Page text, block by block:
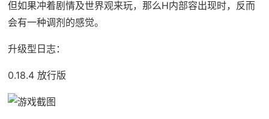
但如果冲着剧情及世界观来玩，那么H内部容出现时，反而
会有一种调剂的感觉。
升级型日志：
0.18.4 放行版